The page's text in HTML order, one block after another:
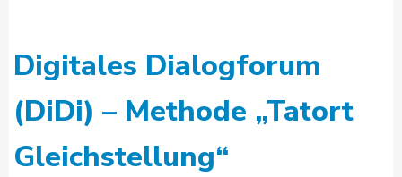
Digitales Dialogforum
(DiDi) – Methode „Tatort
Gleichstellung“